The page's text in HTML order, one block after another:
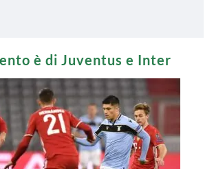
è di Juventus e Inter